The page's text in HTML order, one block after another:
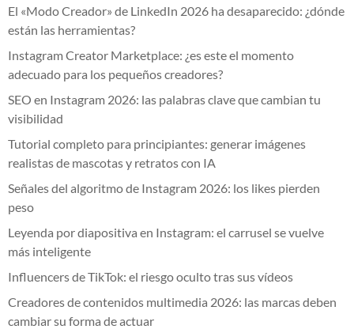
El «Modo Creador» de LinkedIn 2026 ha desaparecido: ¿dónde
están las herramientas?
Instagram Creator Marketplace: ¿es este el momento
adecuado para los pequeños creadores?
SEO en Instagram 2026: las palabras clave que cambian tu
visibilidad
Tutorial completo para principiantes: generar imágenes
realistas de mascotas y retratos con IA
Señales del algoritmo de Instagram 2026: los likes pierden
peso
Leyenda por diapositiva en Instagram: el carrusel se vuelve
más inteligente
Influencers de TikTok: el riesgo oculto tras sus vídeos
Creadores de contenidos multimedia 2026: las marcas deben
cambiar su forma de actuar